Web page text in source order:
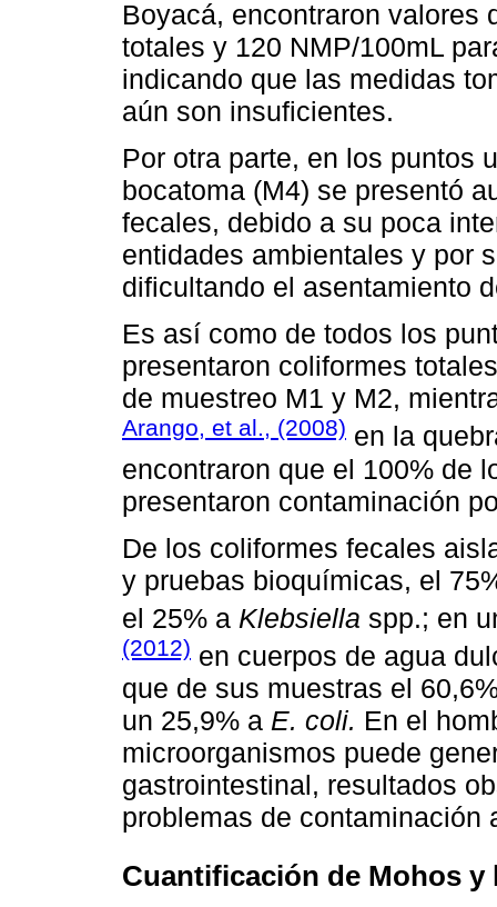
Boyacá, encontraron valores
totales y 120 NMP/100mL
indicando que las medidas
aún son insuficientes.
Por otra parte, en los puntos
bocatoma (M4) se presentó
fecales, debido a su poca
entidades ambientales y por
dificultando el asentamiento
Es así como de todos los
presentaron coliformes
de muestreo M1 y M2,
Arango, et al., (2008) en la
encontraron que el 100% de
presentaron contaminación
De los coliformes fecales
y pruebas bioquímicas, el
el 25% a Klebsiella spp.; en
(2012) en cuerpos de agua
que de sus muestras el
un 25,9% a E. coli. En el
microorganismos puede
gastrointestinal, resultados
problemas de contaminación
Cuantificación de Mohos y